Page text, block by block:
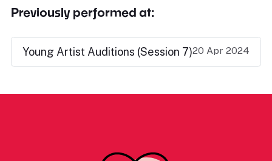
Previously performed at:
Young Artist Auditions (Session 7)20 Apr 2024